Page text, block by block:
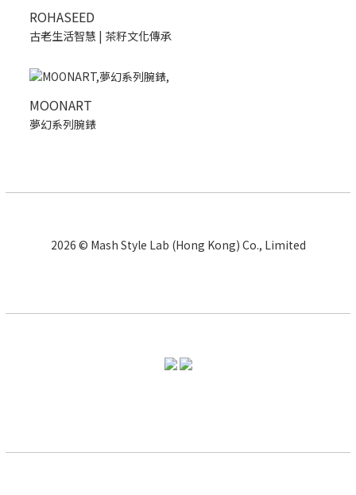
ROHASEED
古老生活智慧 | 茶籽文化傳承
MOONART
夢幻系列腕錶
2026 © Mash Style Lab (Hong Kong) Co., Limited